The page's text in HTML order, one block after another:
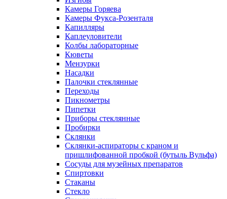
Камеры Горяева
Камеры Фукса-Розенталя
Капилляры
Каплеуловители
Колбы лабораторные
Кюветы
Мензурки
Насадки
Палочки стеклянные
Переходы
Пикнометры
Пипетки
Приборы стеклянные
Пробирки
Склянки
Склянки-аспираторы с краном и
пришлифованной пробкой (бутыль Вульфа)
Сосуды для музейных препаратов
Спиртовки
Стаканы
Стекло